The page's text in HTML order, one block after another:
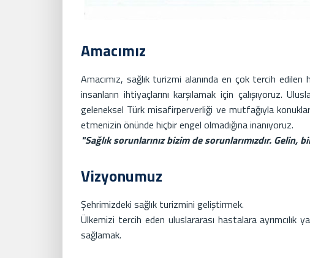
Amacımız
Amacımız, sağlık turizmi alanında en çok tercih
insanların ihtiyaçlarını karşılamak için çalışıyoruz.
geleneksel Türk misafirperverliği ve mutfağıyla
etmenizin önünde hiçbir engel olmadığına inanıyoruz.
"Sağlık sorunlarınız bizim de sorunlarımızdır. Gelin,
Vizyonumuz
Şehrimizdeki sağlık turizmini geliştirmek.
Ülkemizi tercih eden uluslararası hastalara
sağlamak.